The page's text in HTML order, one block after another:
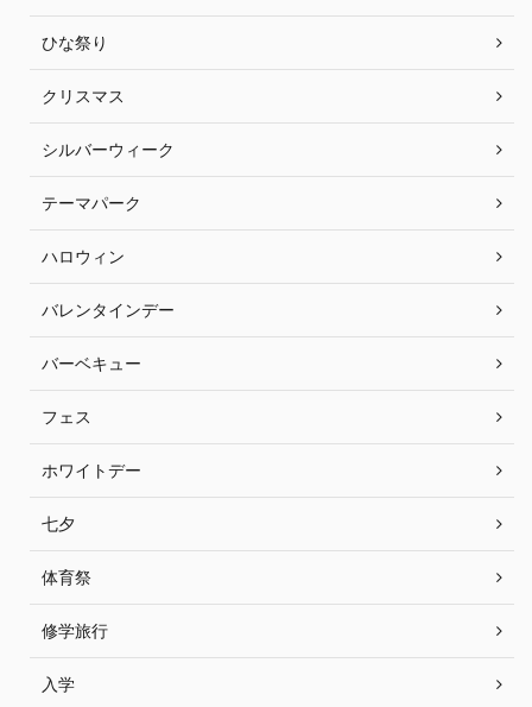
ひな祭り
クリスマス
シルバーウィーク
テーマパーク
ハロウィン
バレンタインデー
バーベキュー
フェス
ホワイトデー
七夕
体育祭
修学旅行
入学